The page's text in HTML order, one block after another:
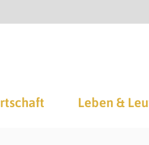
Leben &